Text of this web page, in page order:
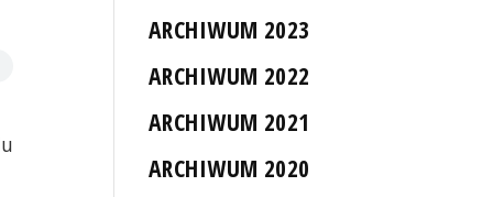
ARCHIWUM 2023
ARCHIWUM 2022
ARCHIWUM 2021
ARCHIWUM 2020